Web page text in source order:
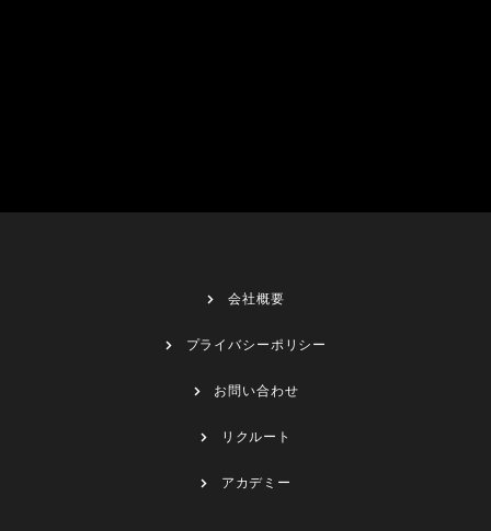
会社概要
プライバシーポリシー
お問い合わせ
リクルート
アカデミー